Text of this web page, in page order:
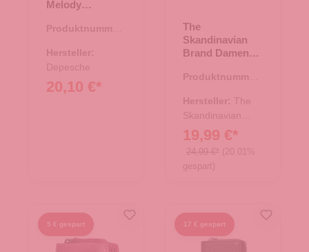
Melody
rot
Produktnummer:
Hersteller:
Depesche
20,10 €*
The
Skandinavian
Brand Damen
schwarz
Produktnummer:
Hersteller: The
Skandinavian
Brand
19,99 €*
24,99 €* (20.01%
gespart)
5 € gespart 17 € gespart